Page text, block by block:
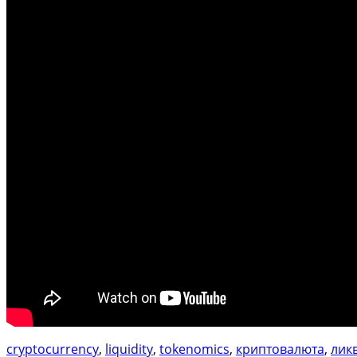
cryptocurrency, liquidity, tokenomics, криптовалюта,